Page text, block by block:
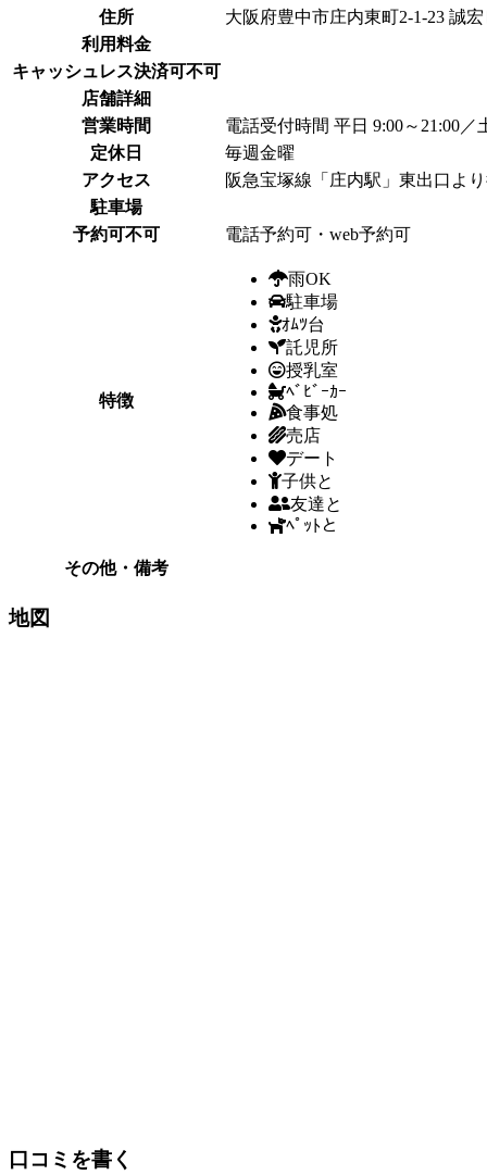
住所
大阪府豊中市庄内東町2-1-23 誠
利用料金
キャッシュレス決済可不可
店舗詳細
営業時間
電話受付時間 平日 9:00～21:00／
定休日
毎週金曜
アクセス
阪急宝塚線「庄内駅」東出口よ
駐車場
予約可不可
電話予約可・web予約可
特徴
雨OK
駐車場
ｵﾑﾂ台
託児所
授乳室
ﾍﾞﾋﾞｰｶｰ
食事処
売店
デート
子供と
友達と
ﾍﾟｯﾄと
その他・備考
地図
口コミを書く